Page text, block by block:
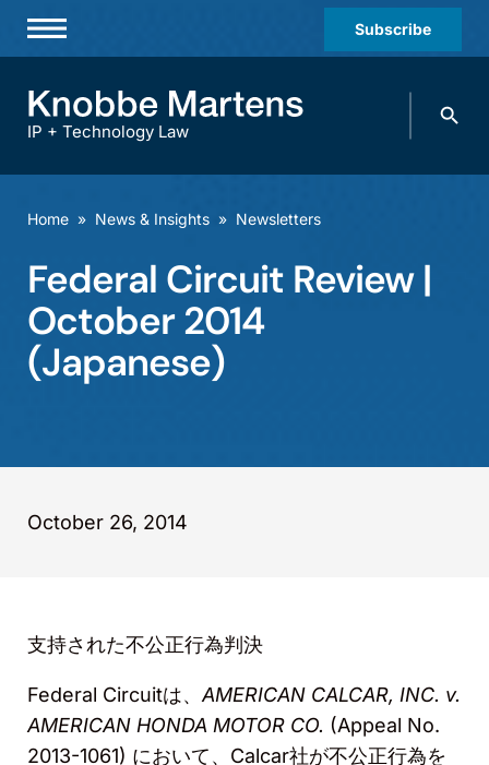
Subscribe
Practices & Industries
Offices
Careers
IP + Technology Law
Search
Home » News & Insights » Newsletters
Federal Circuit Review |
October 2014
(Japanese)
October 26, 2014
支持された不公正行為判決
Federal Circuitは、AMERICAN CALCAR, INC. v.
AMERICAN HONDA MOTOR CO. (Appeal No.
2013-1061) において、 Calcar社が不公正行為を